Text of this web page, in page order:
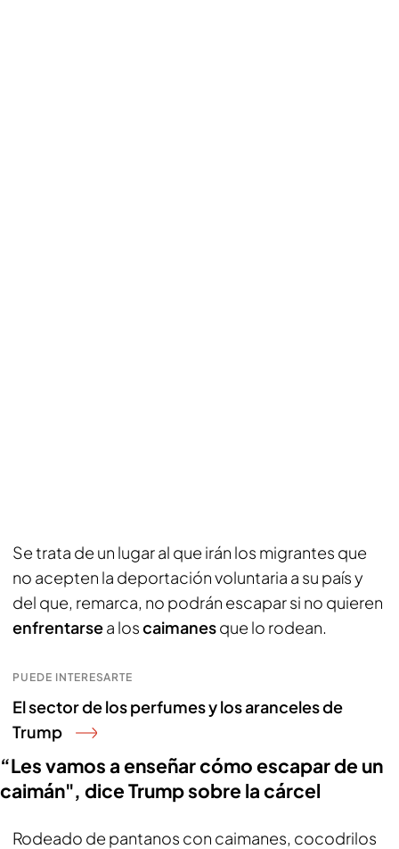
Se trata de un lugar al que irán los migrantes que
no acepten la deportación voluntaria a su país y
del que, remarca, no podrán escapar si no quieren
enfrentarsea loscaimanesque lo rodean.
PUEDE INTERESARTE
El sector de los perfumes y los aranceles de
Trump
“Les vamos a enseñar cómo escapar de un
caimán", dice Trump sobre la cárcel
Rodeado de pantanos con caimanes, cocodrilos